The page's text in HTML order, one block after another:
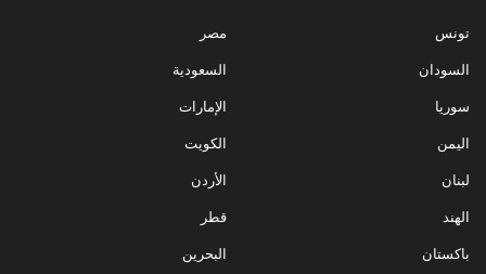
مصر
السعودية
الإمارات
الكويت
الأردن
قطر
البحرين
تونس
السودان
سوريا
اليمن
لبنان
الهند
باكستان